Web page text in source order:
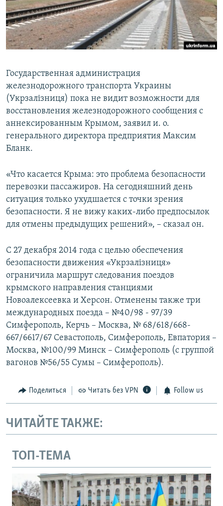
ПОБЕДИТЕЛЕЙ НЕ СУДЯТ?
КРЫМ.НЕПОКОРЕННЫЙ
ELIFBE
ПРИСОЕДИНЯЙТЕСЬ!
Все сайты RFE/RL
Государственная администрация
железнодорожного транспорта Украины
(Укрзалізниця) пока не видит возможности для
восстановления железнодорожного сообщения с
аннексированным Крымом, заявил и. о.
генерального директора предприятия Максим
Бланк.
«Что касается Крыма: это проблема безопасности
перевозки пассажиров. На сегодняшний день
ситуация только ухудшается с точки зрения
безопасности. Я не вижу каких-либо предпосылок
для отмены предыдущих решений», – сказал он.
С 27 декабря 2014 года с целью обеспечения
безопасности движения «Укрзалізниця»
ограничила маршрут следования поездов
крымского направления станциями
Новоалексеевка и Херсон. Отменены также три
международных поезда – №40/98 - 97/39
Симферополь, Керчь – Москва, № 68/618/668-
667/6617/67 Севастополь, Симферополь, Евпатория –
Москва, №100/99 Минск – Симферополь (с группой
вагонов №56/55 Сумы – Симферополь).
Поделиться Читать без VPN Follow us
ЧИТАЙТЕ ТАКЖЕ:
ТОП-ТЕМА